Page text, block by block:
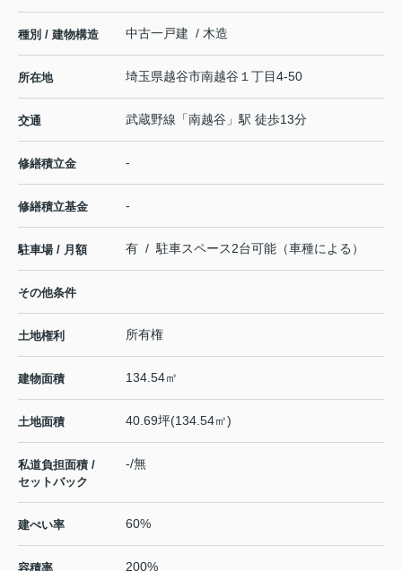
種別 / 建物構造 中古一戸建 / 木造
所在地 埼玉県越谷市南越谷 １丁目4-50
交通 武蔵野線 「南越谷 」駅 徒歩13分
修繕積立金 -
修繕積立基金 -
駐車場 / 月額 有 / 駐車スペース2台可能（車種による）
その他条件
土地権利 所有権
建物面積 134.54㎡
土地面積 40.69坪(134.54㎡)
私道負担面積 /
セットバック
-/無
建ぺい率 60%
容積率 200%